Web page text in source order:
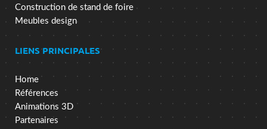
Construction de stand de foire
Meubles design
LIENS PRINCIPALES
Home
Références
Animations 3D
Partenaires